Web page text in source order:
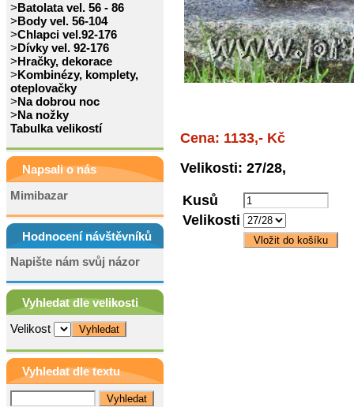
>Batolata vel. 56 - 86
>Body vel. 56-104
>Chlapci vel.92-176
>Dívky vel. 92-176
>Hračky, dekorace
>Kombinézy, komplety,
oteplovačky
>Na dobrou noc
>Na nožky
Tabulka velikostí
Napsali o nás
Mimibazar
Hodnocení návštěvníků
Napište nám svůj názor
Vyhledat dle velikosti
Velikost
Vyhledat dle textu
Cena: 1133,- Kč
Velikosti: 27/28,
Kusů
Velikosti